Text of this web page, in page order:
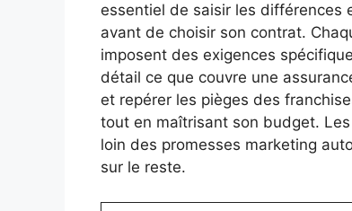
essentiel de saisir les différences
avant de choisir son contrat.
imposent des exigences
détail ce que couvre une
et repérer les pièges des
tout en maîtrisant son budget.
loin des promesses marketing
sur le reste.